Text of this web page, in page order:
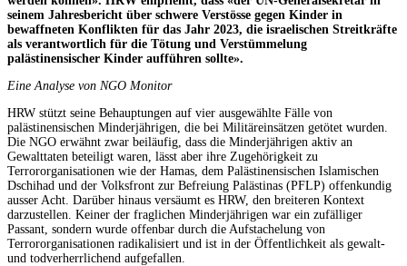
seinem Jahresbericht über schwere Verstösse gegen Kinder in
bewaffneten Konflikten für das Jahr 2023, die israelischen Streitkräfte
als verantwortlich für die Tötung und Verstümmelung
palästinensischer Kinder aufführen sollte».
Eine Analyse von NGO Monitor
HRW stützt seine Behauptungen auf vier ausgewählte Fälle von
palästinensischen Minderjährigen, die bei Militäreinsätzen getötet wurden.
Die NGO erwähnt zwar beiläufig, dass die Minderjährigen aktiv an
Gewalttaten beteiligt waren, lässt aber ihre Zugehörigkeit zu
Terrororganisationen wie der Hamas, dem Palästinensischen Islamischen
Dschihad und der Volksfront zur Befreiung Palästinas (PFLP) offenkundig
ausser Acht. Darüber hinaus versäumt es HRW, den breiteren Kontext
darzustellen. Keiner der fraglichen Minderjährigen war ein zufälliger
Passant, sondern wurde offenbar durch die Aufstachelung von
Terrororganisationen radikalisiert und ist in der Öffentlichkeit als gewalt-
und todverherrlichend aufgefallen.